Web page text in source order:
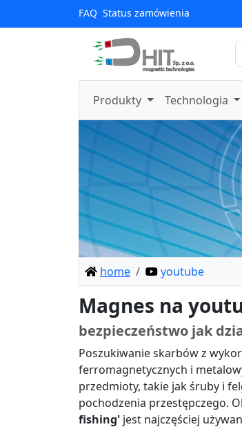
FAQ Status zamówienia
Produkty Technologia
home youtube
Magnes na
bezpieczeństwo jak
Poszukiwanie skarbów z
ferromagnetycznych i
przedmioty, takie jak śruby i
pochodzenia przestępczego.
fishing' jest najczęściej